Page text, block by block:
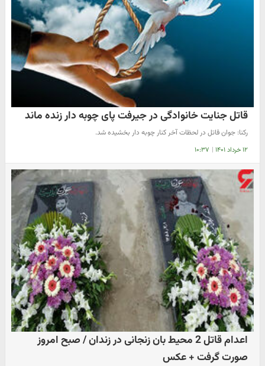
قاتل جنایت خانوادگی در جیرفت پای چوبه دار زنده ماند
رکنا: جوان قاتل در لحظات آخر کنار چوبه دار بخشیده شد.
۱۲ خرداد ۱۴۰۱ | ۱۰:۳۷
اعدام قاتل 2 محیط بان زنجانی در زندان / صبح امروز
صورت گرفت + عکس